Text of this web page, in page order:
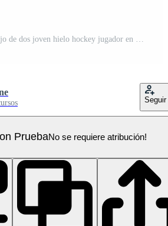
Seguir
PruebaNo se requiere atribución!